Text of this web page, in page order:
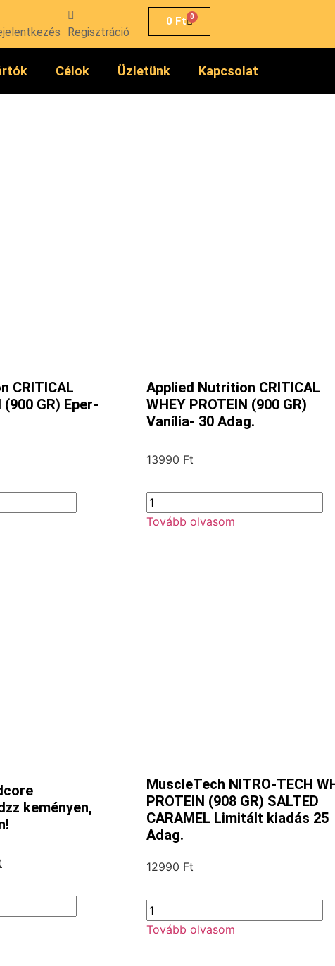
Regisztráció
0 Ft 0
Célok Üzletünk Kapcsolat
CRITICAL
(900 GR) Eper-
Applied Nutrition CRITICAL
WHEY PROTEIN (900 GR)
Vanília- 30 Adag.
13990 Ft
Tovább olvasom
keményen,
MuscleTech NITRO-TECH
PROTEIN (908 GR) SALTED
CARAMEL Limitált kiadás 25
Adag.
12990 Ft
Tovább olvasom